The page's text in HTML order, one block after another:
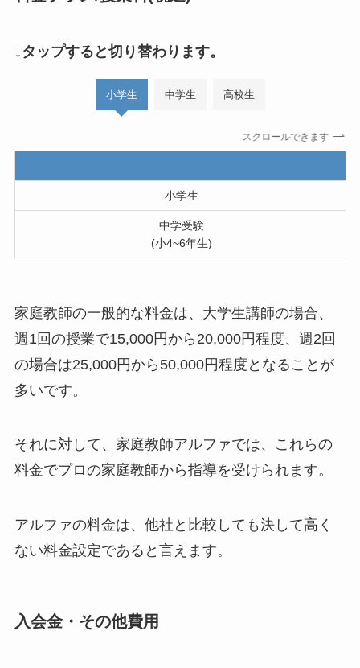
↓タップすると切り替わります。
小学生 中学生 高校生
スクロールできます
小学生
中学受験
(小4~6年生)
家庭教師の一般的な料金は、大学生講師の場合、
週1回の授業で15,000円から20,000円程度、週2回
の場合は25,000円から50,000円程度となることが
多いです。
それに対して、家庭教師アルファでは、これらの
料金でプロの家庭教師から指導を受けられます。
アルファの料金は、他社と比較しても決して高く
ない料金設定であると言えます。
入会金・その他費用